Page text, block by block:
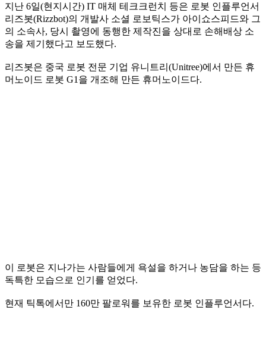
지난 6일(현지시간) IT 매체 테크크런치 등은 로봇 인플루언서
리즈봇(Rizzbot)의 개발사 소셜 로보틱스가 아이쇼스피드와 그
의 소속사, 당시 촬영에 동행한 제작진을 상대로 손해배상 소
송을 제기했다고 보도했다.
리즈봇은 중국 로봇 전문 기업 유니트리(Unitree)에서 만든 휴
머노이드 로봇 G1을 개조해 만든 휴머노이드다.
이 로봇은 지나가는 사람들에게 욕설을 하거나 농담을 하는 등
독특한 모습으로 인기를 얻었다.
현재 틱톡에서만 160만 팔로워를 보유한 로봇 인플루언서다.